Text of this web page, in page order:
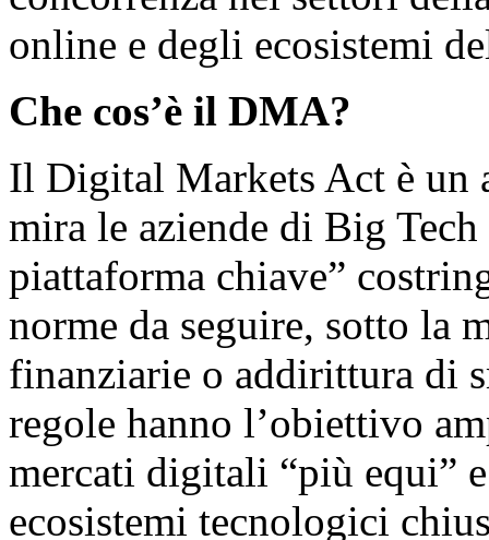
online e degli ecosistemi
Che cos’è il DMA?
Il Digital Markets Act è un
mira le aziende di Big
piattaforma chiave”
norme da seguire, sotto la
finanziarie o addirittura di
regole hanno l’obiettivo
mercati digitali “più equi”
ecosistemi tecnologici